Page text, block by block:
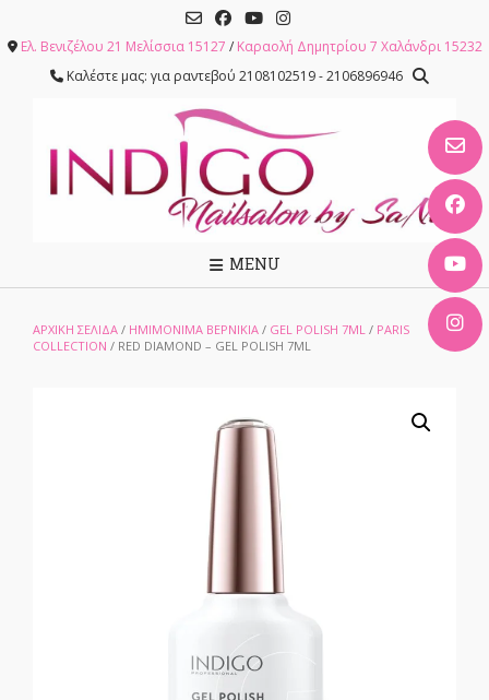
content
Ελ. Βενιζέλου 21 Μελίσσια 15127 / Καραολή Δημητρίου 7 Χαλάνδρι 15232
Καλέστε μας: για ραντεβού 2108102519 - 2106896946
MENU
ΑΡΧΙΚΉ ΣΕΛΊΔΑ / ΗΜΙΜΟΝΙΜΑ ΒΕΡΝΙΚΙΑ / GEL POLISH 7ML / PARIS
COLLECTION / RED DIAMOND – GEL POLISH 7ML